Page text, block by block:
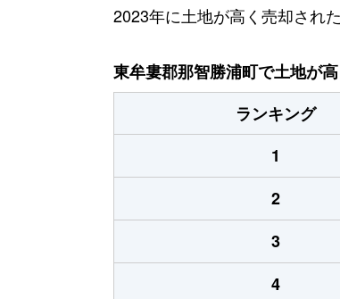
2023年に土地が高く売却された
東牟婁郡那智勝浦町で土地が
ランキング
1
2
3
4